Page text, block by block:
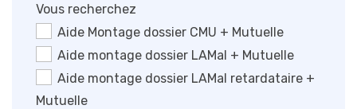
Vous recherchez
Aide Montage dossier CMU + Mutuelle
Aide montage dossier LAMal + Mutuelle
Aide montage dossier LAMal retardataire +
Mutuelle